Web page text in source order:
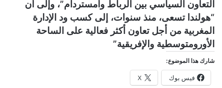
التعاون السياسي بين الرباط وأمستردام”، وإلى أن
“هولندا تسعى، منذ سنوات، إلى كسب ود الإدارة
المغربية من أجل تعاون أكثر فعالية على الساحة
الأورومتوسطية والإفريقية”
شارك هذا الموضوع:
فيس بوك X